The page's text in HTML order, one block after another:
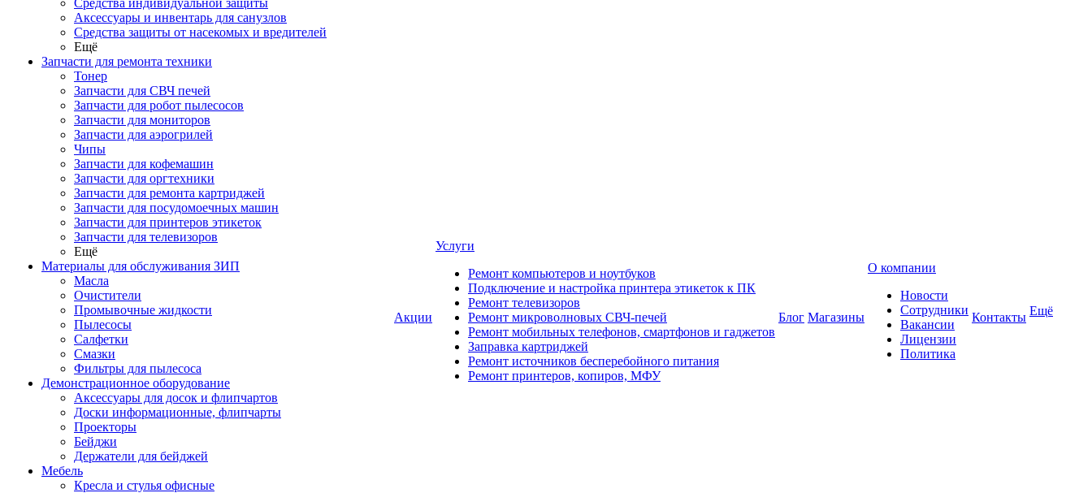
Средства индивидуальной защиты
Аксессуары и инвентарь для санузлов
Средства защиты от насекомых и вредителей
Ещё
Запчасти для ремонта техники
Тонер
Запчасти для СВЧ печей
Запчасти для робот пылесосов
Запчасти для мониторов
Запчасти для аэрогрилей
Чипы
Запчасти для кофемашин
Запчасти для оргтехники
Запчасти для ремонта картриджей
Запчасти для посудомоечных машин
Запчасти для принтеров этикеток
Запчасти для телевизоров
Ещё
Материалы для обслуживания ЗИП
Масла
Очистители
Промывочные жидкости
Пылесосы
Салфетки
Смазки
Фильтры для пылесоса
Демонстрационное оборудование
Аксессуары для досок и флипчартов
Доски информационные, флипчарты
Проекторы
Бейджи
Держатели для бейджей
Мебель
Кресла и стулья офисные
Акции
Услуги
Ремонт компьютеров и ноутбуков
Подключение и настройка принтера этикеток к ПК
Ремонт телевизоров
Ремонт микроволновых СВЧ-печей
Ремонт мобильных телефонов, смартфонов и гаджетов
Заправка картриджей
Ремонт источников бесперебойного питания
Ремонт принтеров, копиров, МФУ
Блог Магазины
О компании
Новости
Сотрудники
Вакансии
Лицензии
Политика
Контакты Ещё